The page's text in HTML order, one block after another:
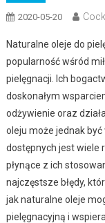
2020-05-20
Naturalne oleje do
popularność wśród
pielęgnacji. Ich
doskonałym
odżywienie oraz
oleju może jednak
dostępnych jest wiele
płynące z ich
najczęstsze błędy,
jak naturalne oleje
pielęgnacyjną i